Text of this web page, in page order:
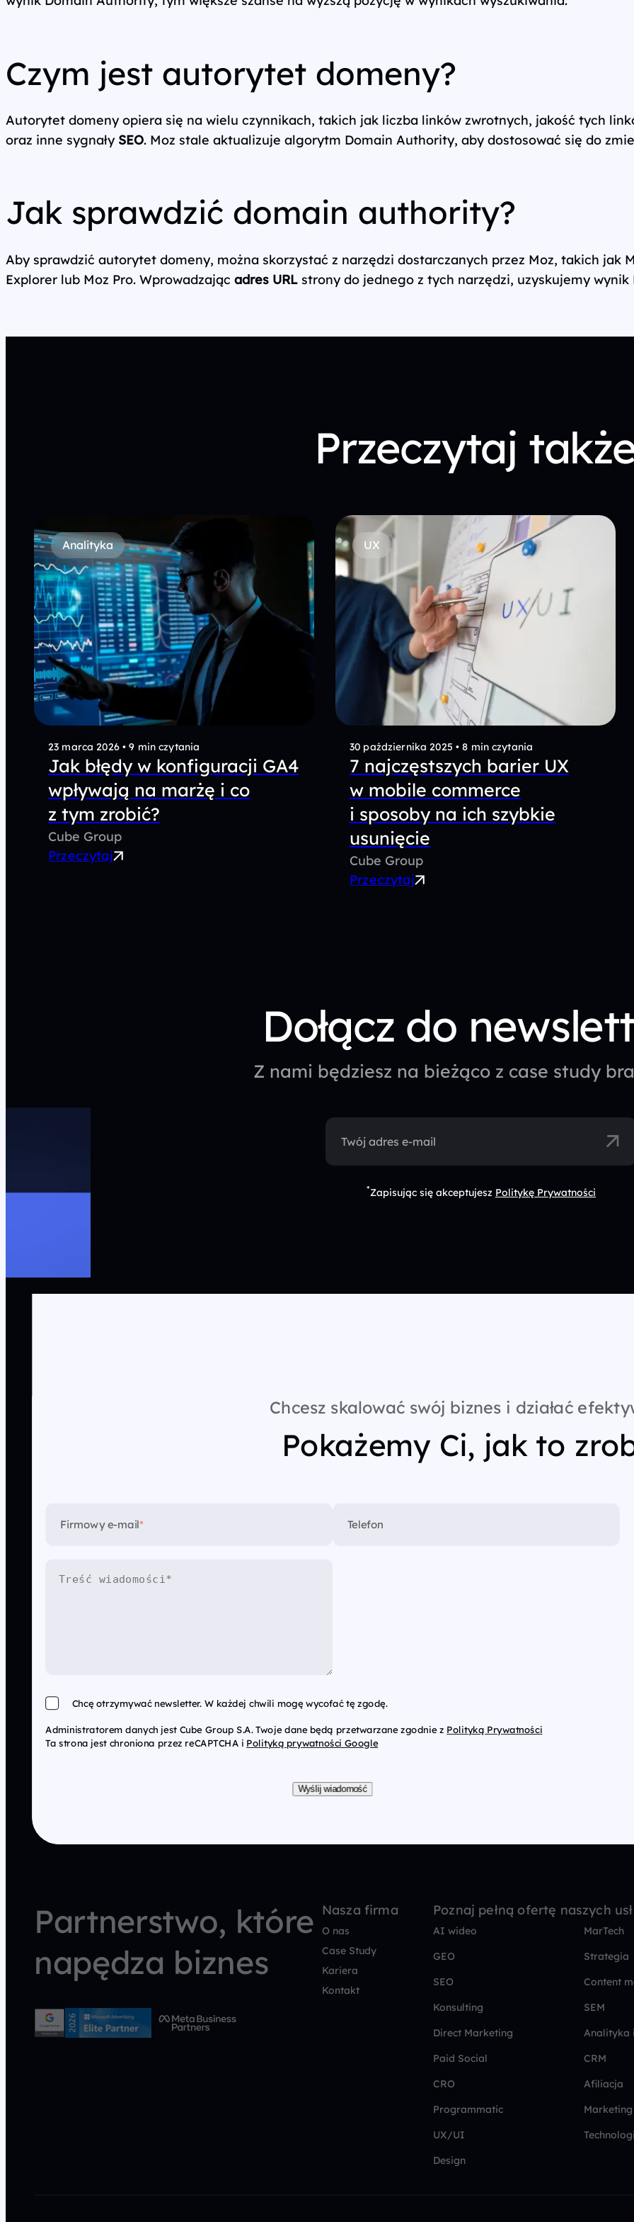
Czym jest autorytet domeny?
Autorytet domeny opiera się na wielu czynnikach, takich jak liczba linków zwrotnych, jakość tych
oraz inne sygnały SEO. Moz stale aktualizuje algorytm Domain Authority, aby dostosować się do
Jak sprawdzić domain authority?
Aby sprawdzić autorytet domeny, można skorzystać z narzędzi dostarczanych przez Moz, takich jak
Explorer lub Moz Pro. Wprowadzając adres URL strony do jednego z tych narzędzi, uzyskujemy
Przeczytaj
Analityka
23 marca 2026 • 9 min czytania
Jak błędy w konfiguracji GA4
wpływają na marżę i co
z tym zrobić?
Cube Group
Przeczytaj
UX
30 października 2025 • 8 min czytania
7 najczęstszych barier UX
w mobile commerce
i sposoby na ich szybkie
usunięcie
Cube Group
Przeczytaj
Dołącz do
Z nami będziesz na bieżąco z case study
Twój adres e-mail
*Zapisując się akceptujesz Politykę Prywatności
Chcesz skalować swój biznes i działać
Pokażemy Ci, jak to
Firmowy e-mail* Telefon
Chcę otrzymywać newsletter. W każdej chwili mogę wycofać tę zgodę.
Administratorem danych jest Cube Group S.A. Twoje dane będą przetwarzane zgodnie z Polityką Prywatności
Ta strona jest chroniona przez reCAPTCHA i Polityką prywatności Google
Wyślij wiadomość
Partnerstwo, które
napędza biznes
Nasza firma
O nas
Case Study
Kariera
Kontakt
Poznaj pełną ofertę naszych
AI wideo
MarTech
GEO
Strategia
SEO
Content
Konsulting
SEM
Direct Marketing
Analityka
Paid Social
CRM
CRO
Afiliacja
Programmatic
UX/UI
Design